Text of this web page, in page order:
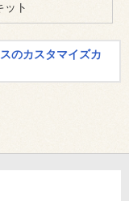
ット
のカスタマイズカ